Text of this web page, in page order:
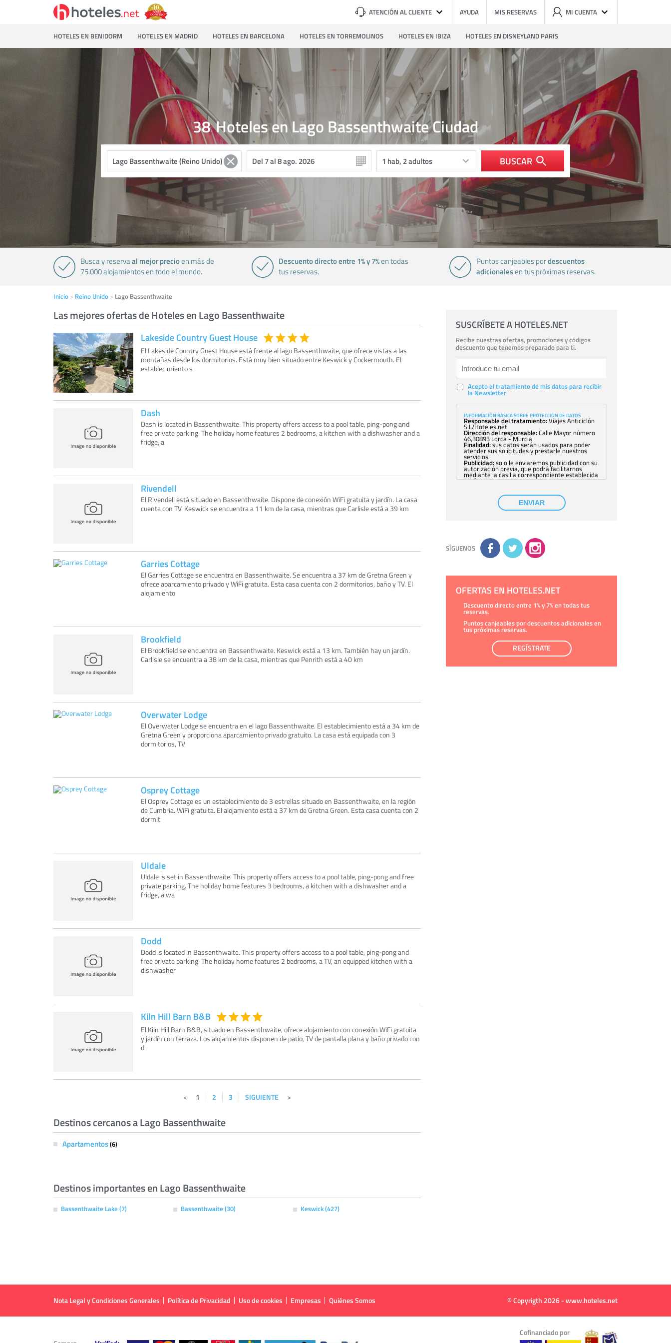
ATENCIÓN AL CLIENTE AYUDA MIS RESERVAS MI CUENTA
HOTELES EN BENIDORM HOTELES EN MADRID HOTELES EN BARCELONA HOTELES EN TORREMOLINOS HOTELES EN IBIZA HOTELES EN DISNEYLAND PARIS
Hoteles en Lago Bassenthwaite Ciudad
38
BUSCAR
Busca y reservaal mejor precioen más de
75.000 alojamientos en todo el mundo.
Descuento directo entre 1% y 7%en todas
tus reservas.
Puntos canjeables pordescuentos
adicionalesen tus próximas reservas.
Inicio Reino Unido Lago Bassenthwaite
Las mejores ofertas de Hoteles en Lago Bassenthwaite
Lakeside Country Guest House
El Lakeside Country Guest House está frente al lago Bassenthwaite, que ofrece vistas a las
montañas desde los dormitorios. Está muy bien situado entre Keswick y Cockermouth. El
establecimiento s
Dash
Dash is located in Bassenthwaite. This property offers access to a pool table, ping-pong and
free private parking. The holiday home features 2 bedrooms, a kitchen with a dishwasher and a
fridge, a
Rivendell
El Rivendell está situado en Bassenthwaite. Dispone de conexión WiFi gratuita y jardín. La casa
cuenta con TV. Keswick se encuentra a 11 km de la casa, mientras que Carlisle está a 39 km
Garries Cottage
El Garries Cottage se encuentra en Bassenthwaite. Se encuentra a 37 km de Gretna Green y
ofrece aparcamiento privado y WiFi gratuita. Esta casa cuenta con 2 dormitorios, baño y TV. El
alojamiento
Brookfield
El Brookfield se encuentra en Bassenthwaite. Keswick está a 13 km. También hay un jardín.
Carlisle se encuentra a 38 km de la casa, mientras que Penrith está a 40 km
Overwater Lodge
El Overwater Lodge se encuentra en el lago Bassenthwaite. El establecimiento está a 34 km de
Gretna Green y proporciona aparcamiento privado gratuito. La casa está equipada con 3
dormitorios, TV
Osprey Cottage
El Osprey Cottage es un establecimiento de 3 estrellas situado en Bassenthwaite, en la región
de Cumbria. WiFi gratuita. El alojamiento está a 37 km de Gretna Green. Esta casa cuenta con 2
dormit
Uldale
Uldale is set in Bassenthwaite. This property offers access to a pool table, ping-pong and free
private parking. The holiday home features 3 bedrooms, a kitchen with a dishwasher and a
fridge, a wa
Dodd
Dodd is located in Bassenthwaite. This property offers access to a pool table, ping-pong and
free private parking. The holiday home features 2 bedrooms, a TV, an equipped kitchen with a
dishwasher
Kiln Hill Barn B&B
El Kiln Hill Barn B&B, situado en Bassenthwaite, ofrece alojamiento con conexión WiFi gratuita
y jardín con terraza. Los alojamientos disponen de patio, TV de pantalla plana y baño privado con
d
1 2 3 SIGUIENTE
Destinos cercanos a Lago Bassenthwaite
Apartamentos(6)
Destinos importantes en Lago Bassenthwaite
Bassenthwaite Lake (7) Bassenthwaite (30) Keswick (427)
SUSCRÍBETE A HOTELES.NET
Recibe nuestras ofertas, promociones y códigos
descuento que tenemos preparado para ti.
Acepto el tratamiento de mis datos para recibir
la Newsletter
INFORMACIÓN BÁSICA SOBRE PROTECCIÓN DE DATOS
Responsable del tratamiento:Viajes Anticiclón
S.L/Hoteles.net
Dirección del responsable:Calle Mayor número
46,30893 Lorca - Murcia
Finalidad:sus datos serán usados para poder
atender sus solicitudes y prestarle nuestros
servicios.
Publicidad:solo le enviaremos publicidad con su
autorización previa, que podrá facilitarnos
mediante la casilla correspondiente establecida
al efecto.
con su consentimiento previo, que podrá
facilitarnos mediante la casilla correspondiente
establecida al efecto.
Destinatarios:con carácter general, sólo el
Derechos:tiene derecho a saber qué
información tenemos sobre usted, corregirla y
eliminarla, tal y como se explica en la
información adicional disponible en nuestra
la información adicional y detallada sobre cómo
ENVIAR
SÍGUENOS
OFERTAS EN HOTELES.NET
Descuento directo entre 1% y 7% en todas tus
reservas.
Puntos canjeables por descuentos adicionales en
tus próximas reservas.
REGÍSTRATE
Nota Legal y Condiciones Generales Política de Privacidad Uso de cookies Empresas Quiénes Somos © Copyrigth 2026 - www.hoteles.net
Cofinanciado por